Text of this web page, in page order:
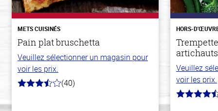
METS CUISINÉS
Pain plat bruschetta
Veuillez sélectionner un magasin pour
voir les prix.
3.8
(40)
HORS-
Veuillez
voir les prix.
4.4